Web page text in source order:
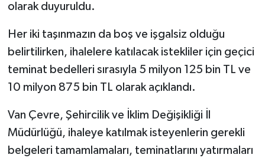
olarak duyuruldu.
Her iki taşınmazın da boş ve işgalsiz olduğu
belirtilirken, ihalelere katılacak istekliler için geçici
teminat bedelleri sırasıyla 5 milyon 125 bin TL ve
10 milyon 875 bin TL olarak açıklandı.
Van Çevre, Şehircilik ve İklim Değişikliği İl
Müdürlüğü, ihaleye katılmak isteyenlerin gerekli
belgeleri tamamlamaları, teminatlarını yatırmaları